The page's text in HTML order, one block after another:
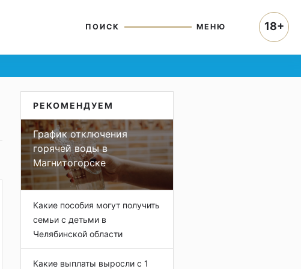
ПОИСК МЕНЮ
РЕКОМЕНДУЕМ
График отключения
горячей воды в
Магнитогорске
Какие пособия могут получить
семьи с детьми в
Челябинской области
Какие выплаты выросли с 1
18+